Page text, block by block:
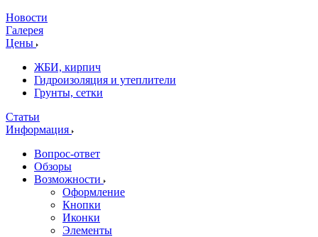
Новости
Галерея
Цены
ЖБИ, кирпич
Гидроизоляция и утеплители
Грунты, сетки
Статьи
Информация
Вопрос-ответ
Обзоры
Возможности
Оформление
Кнопки
Иконки
Элементы